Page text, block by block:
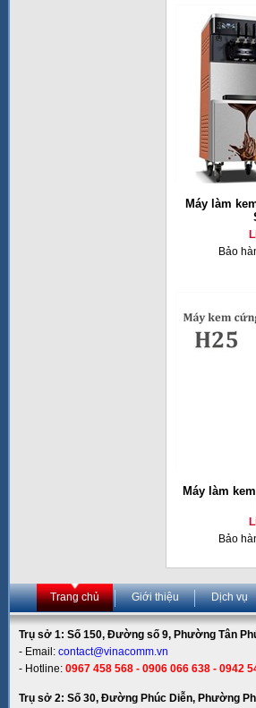
Máy làm
Bảo
Máy làm
Bảo
Trang chủ Giới thiệu Dịch vụ
Trụ sở 1: Số 150, Đường số 9, Phường Tân
- Email: contact@vinacomm.vn
- Hotline: 0967 458 568 - 0906 066 638 - 0942
Trụ sở 2: Số 30, Đường Phúc Diễn, Phường